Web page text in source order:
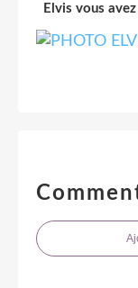
Elvis vous